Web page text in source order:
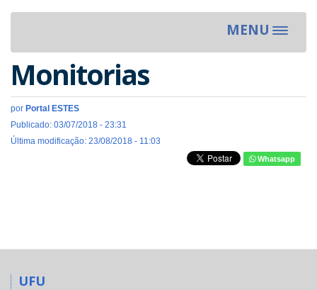
MENU
Toggle
Monitorias
por Portal ESTES
Publicado: 03/07/2018 - 23:31
Última modificação: 23/08/2018 - 11:03
Whatsapp
UFU